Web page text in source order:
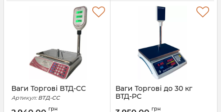
Ваги Торгові ВТД-СС
Артикул: ВТД-СС
грн
Ваги Торгові до 30 кг
ВТД-РС
грн